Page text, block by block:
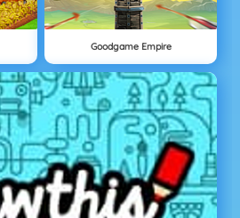
Goodgame Empire